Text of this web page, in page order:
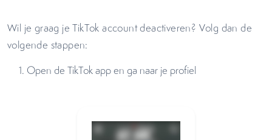
Wil je graag je TikTok account deactiveren? Volg dan de
volgende stappen:
Open de TikTok app en ga naar je profiel